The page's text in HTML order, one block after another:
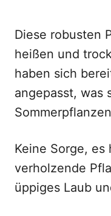
Diese robusten
heißen und
haben sich
angepasst, was
Keine Sorge,
verholzende
üppiges Laub